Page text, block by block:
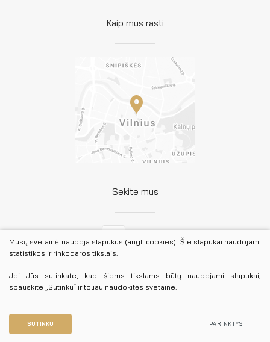
Kaip mus rasti
Sekite mus
Mūsų svetainė naudoja slapukus (angl. cookies). Šie slapukai naudojami
statistikos ir rinkodaros tikslais.
Jei Jūs sutinkate, kad šiems tikslams būtų naudojami slapukai,
spauskite „Sutinku“ ir toliau naudokitės svetaine.
SUTINKU PARINKTYS